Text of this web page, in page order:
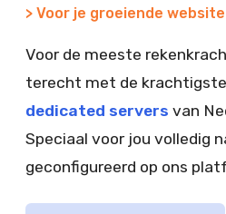
> Voor je groeiende website
Voor de meeste
terecht met de krachtigste
dedicated servers van
Speciaal voor jou volledig
geconfigureerd op ons